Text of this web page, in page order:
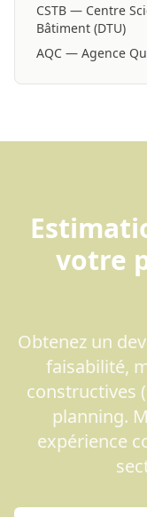
CSTB — Centre
Bâtiment (DTU)
AQC — Agence
votre
Obtenez un
faisabilité,
constructives
planning.
expérience